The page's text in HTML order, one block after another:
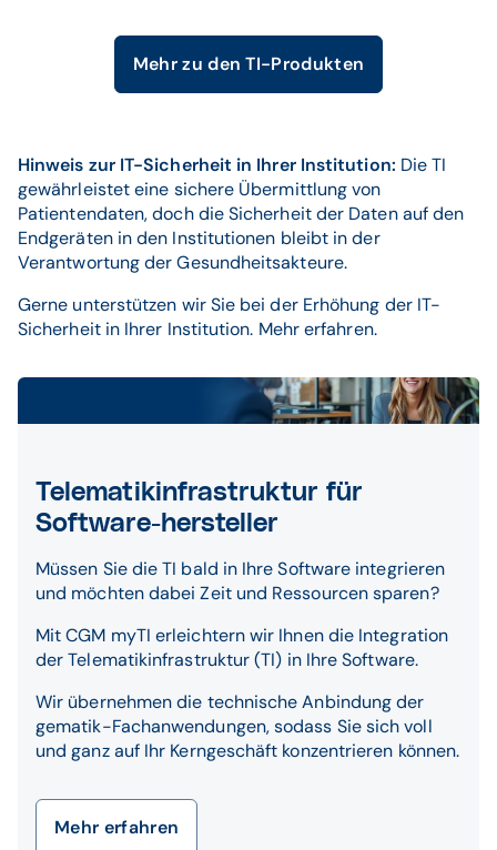
Mehr zu den TI-Produkten
Hinweis zur IT-Sicherheit in Ihrer Institution: Die TI
gewährleistet eine sichere Übermittlung von
Patientendaten, doch die Sicherheit der Daten auf den
Endgeräten in den Institutionen bleibt in der
Verantwortung der Gesundheitsakteure.
Gerne unterstützen wir Sie bei der Erhöhung der IT-
Sicherheit in Ihrer Institution. Mehr erfahren.
Telematikinfrastruktur für
Software-hersteller
Müssen Sie die TI bald in Ihre Software integrieren
und möchten dabei Zeit und Ressourcen sparen?
Mit CGM myTI erleichtern wir Ihnen die Integration
der Telematikinfrastruktur (TI) in Ihre Software.
Wir übernehmen die technische Anbindung der
gematik-Fachanwendungen, sodass Sie sich voll
und ganz auf Ihr Kerngeschäft konzentrieren können.
Mehr erfahren